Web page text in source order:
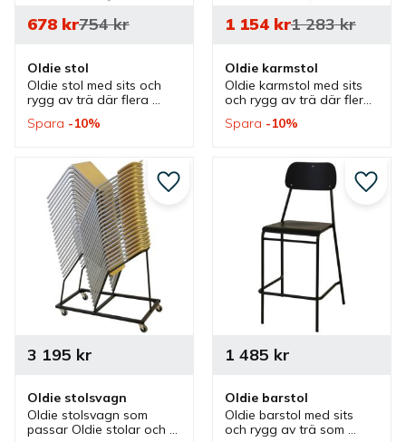
Oldie stol
Oldie stol med sits och
rygg av trä där flera
klassisk stol som passar
och konferensstol.
678kr754kr
Spara 10%
Oldie karmstol
Oldie karmstol med sits
och rygg av trä där flera
som är stapelbar och
1 154kr1 283kr
Spara 10%
Oldie stolsvagn
Oldie stolsvagn som
passar Oldie stolar och
3 195 kr
Lägg till i favoriter
Oldie barstol
Oldie barstol med sits
och rygg av trä som
1 485 kr
Lägg